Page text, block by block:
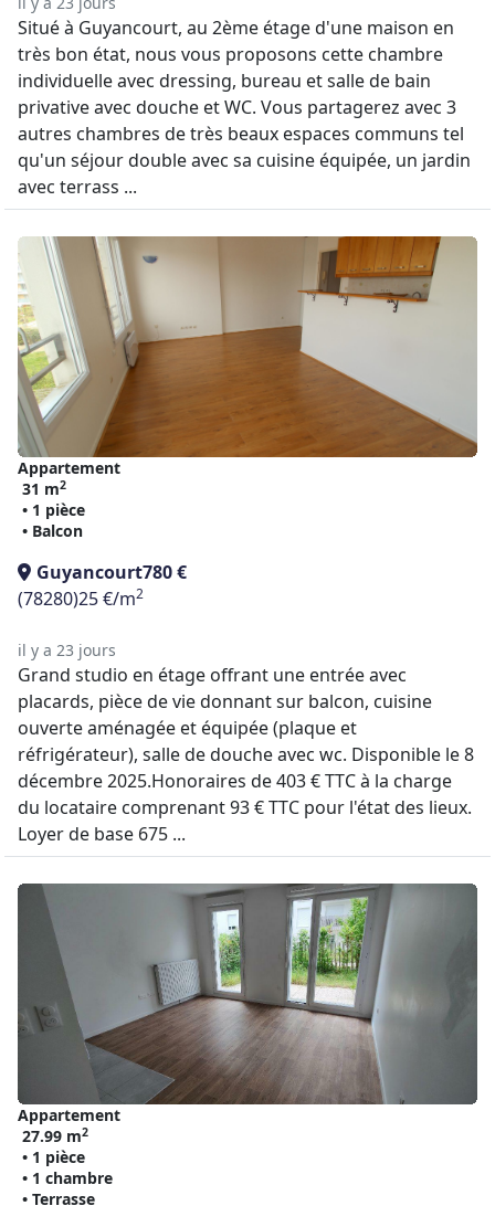
Situé à Guyancourt, au 2ème étage d'une maison en
très bon état, nous vous proposons cette chambre
individuelle avec dressing, bureau et salle de bain
privative avec douche et WC. Vous partagerez avec 3
autres chambres de très beaux espaces communs tel
qu'un séjour double avec sa cuisine équipée, un jardin
avec terrass ...
Appartement
31 m2
• 1 pièce
• Balcon
Guyancourt780 €
(78280)25 €/m2
il y a 23 jours
Grand studio en étage offrant une entrée avec
placards, pièce de vie donnant sur balcon, cuisine
ouverte aménagée et équipée (plaque et
réfrigérateur), salle de douche avec wc. Disponible le 8
décembre 2025.Honoraires de 403 € TTC à la charge
du locataire comprenant 93 € TTC pour l'état des lieux.
Loyer de base 675 ...
Appartement
27.99 m2
• 1 pièce
• 1 chambre
• Terrasse